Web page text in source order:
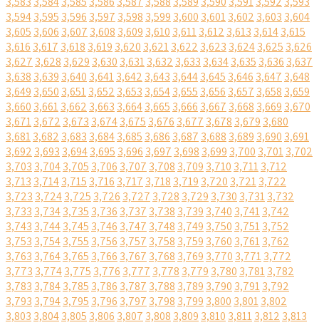
3,5943,595 3,596 3,597 3,598 3,599 3,600 3,6013,602 3,603 3,604
3,605 3,606 3,607 3,608 3,609 3,610 3,6113,612 3,613 3,6143,615
3,616 3,617 3,618 3,619 3,620 3,6213,622 3,623 3,6243,625 3,626
3,627 3,628 3,629 3,630 3,6313,632 3,633 3,6343,635 3,636 3,637
3,638 3,639 3,640 3,6413,642 3,643 3,6443,645 3,646 3,647 3,648
3,649 3,650 3,6513,652 3,653 3,6543,655 3,656 3,657 3,658 3,659
3,660 3,6613,662 3,663 3,6643,665 3,666 3,667 3,668 3,669 3,670
3,6713,672 3,673 3,6743,675 3,676 3,677 3,678 3,679 3,680
3,6813,682 3,683 3,6843,685 3,686 3,687 3,688 3,689 3,690 3,691
3,692 3,693 3,6943,695 3,696 3,697 3,698 3,699 3,700 3,7013,702
3,703 3,7043,705 3,706 3,707 3,708 3,709 3,710 3,7113,712
3,713 3,7143,715 3,716 3,717 3,718 3,719 3,720 3,7213,722
3,723 3,7243,725 3,726 3,727 3,728 3,729 3,730 3,7313,732
3,733 3,7343,735 3,736 3,737 3,738 3,739 3,740 3,7413,742
3,743 3,7443,745 3,746 3,747 3,748 3,749 3,750 3,7513,752
3,753 3,7543,755 3,756 3,757 3,758 3,759 3,760 3,7613,762
3,763 3,7643,765 3,766 3,767 3,768 3,769 3,770 3,7713,772
3,773 3,7743,775 3,776 3,777 3,778 3,779 3,780 3,7813,782
3,783 3,7843,785 3,786 3,787 3,788 3,789 3,790 3,7913,792
3,793 3,7943,795 3,796 3,797 3,798 3,799 3,800 3,8013,802
3,803 3,8043,805 3,806 3,807 3,808 3,809 3,810 3,8113,812 3,813